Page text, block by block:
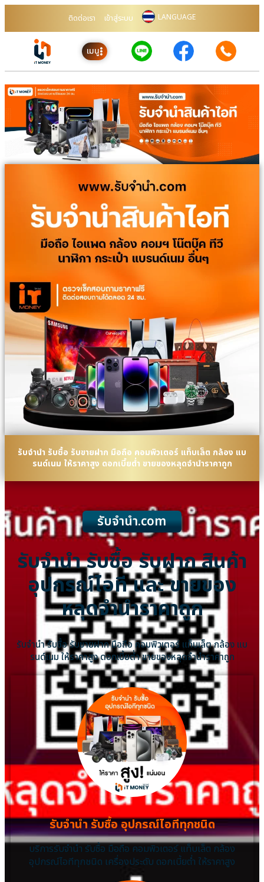
ติดต่อเรา เข้าสู่ระบบ LANGUAGE
เมนู
รับจำนำ รับซื้อ รับขายฝาก มือถือ คอมพิวเตอร์ แท็บเล็ต กล้อง แบ
รนด์เนม ให้ราคาสูง ดอกเบี้ยต่ำ ขายของหลุดจำนำราคาถูก
รับจํานํา.com
รับจำนำ รับซื้อ รับฝาก สินค้า
อุปกรณ์ไอที และ ขายของ
หลุดจำนำราคาถูก
รับจำนำ รับซื้อ รับขายฝาก มือถือ คอมพิวเตอร์ แท็บเล็ต กล้อง แบ
รนด์เนม ให้ราคาสูง ดอกเบี้ยต่ำ ขายของหลุดจำนำราคาถูก
รับจำนำ รับซื้อ อุปกรณ์ไอทีทุกชนิด
บริการรับจำนำ รับซื้อ มือถือ คอมพิวเตอร์ แท็บเล็ต กล้อง
อุปกรณ์ไอทีทุกชนิด เครื่องประดับ ดอกเบี้ยต่ำ ให้ราคาสูง